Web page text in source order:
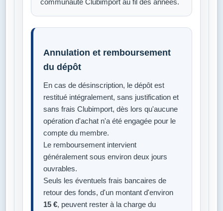
communauté Clubimport au fil des années.
Annulation et remboursement
du dépôt
En cas de désinscription, le dépôt est
restitué intégralement, sans justification et
sans frais Clubimport, dès lors qu'aucune
opération d'achat n'a été engagée pour le
compte du membre.
Le remboursement intervient
généralement sous environ deux jours
ouvrables.
Seuls les éventuels frais bancaires de
retour des fonds, d'un montant d'environ
15 €, peuvent rester à la charge du